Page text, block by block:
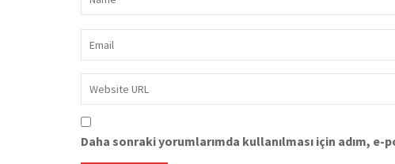
Daha sonraki yorumlarımda kullanılması için adım,